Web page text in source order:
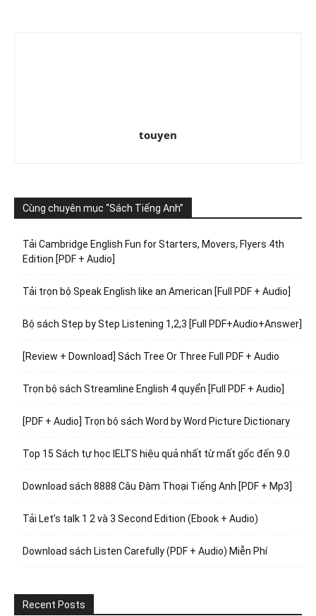
touyen
Cùng chuyên mục “Sách Tiếng Anh”
Tải Cambridge English Fun for Starters, Movers, Flyers 4th
Edition [PDF + Audio]
Tải trọn bộ Speak English like an American [Full PDF + Audio]
Bộ sách Step by Step Listening 1,2,3 [Full PDF+Audio+Answer]
[Review + Download] Sách Tree Or Three Full PDF + Audio
Trọn bộ sách Streamline English 4 quyển [Full PDF + Audio]
[PDF + Audio] Trọn bộ sách Word by Word Picture Dictionary
Top 15 Sách tự học IELTS hiệu quả nhất từ mất gốc đến 9.0
Download sách 8888 Câu Đàm Thoại Tiếng Anh [PDF + Mp3]
Tải Let’s talk 1 2 và 3 Second Edition (Ebook + Audio)
Download sách Listen Carefully (PDF + Audio) Miễn Phí
Recent Posts